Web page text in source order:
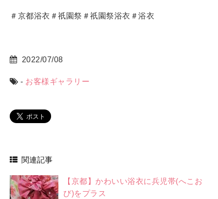
＃京都浴衣＃祇園祭＃祇園祭浴衣＃浴衣
2022/07/08
- お客様ギャラリー
関連記事
【京都】かわいい浴衣に兵児帯(へこお
び)をプラス